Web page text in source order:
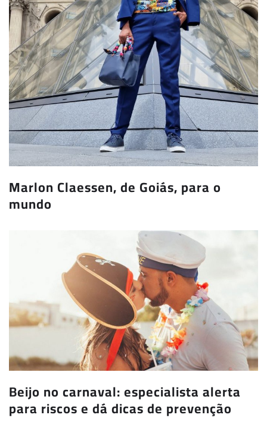
Marlon Claessen, de Goiás, para o
mundo
Beijo no carnaval: especialista alerta
para riscos e dá dicas de prevenção